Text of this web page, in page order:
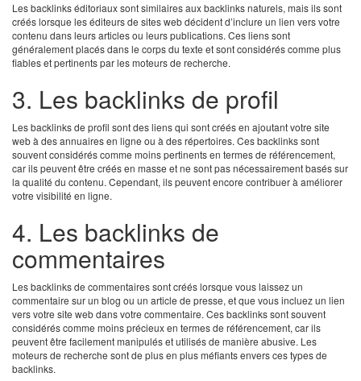
Les backlinks éditoriaux sont similaires aux backlinks naturels, mais ils sont
créés lorsque les éditeurs de sites web décident d’inclure un lien vers votre
contenu dans leurs articles ou leurs publications. Ces liens sont
généralement placés dans le corps du texte et sont considérés comme plus
fiables et pertinents par les moteurs de recherche.
3. Les backlinks de profil
Les backlinks de profil sont des liens qui sont créés en ajoutant votre site
web à des annuaires en ligne ou à des répertoires. Ces backlinks sont
souvent considérés comme moins pertinents en termes de référencement,
car ils peuvent être créés en masse et ne sont pas nécessairement basés sur
la qualité du contenu. Cependant, ils peuvent encore contribuer à améliorer
votre visibilité en ligne.
4. Les backlinks de
commentaires
Les backlinks de commentaires sont créés lorsque vous laissez un
commentaire sur un blog ou un article de presse, et que vous incluez un lien
vers votre site web dans votre commentaire. Ces backlinks sont souvent
considérés comme moins précieux en termes de référencement, car ils
peuvent être facilement manipulés et utilisés de manière abusive. Les
moteurs de recherche sont de plus en plus méfiants envers ces types de
backlinks.